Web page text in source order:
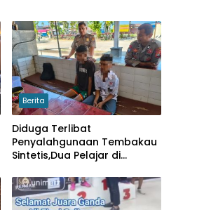
Berita
Diduga Terlibat
Penyalahgunaan Tembakau
Sintetis,Dua Pelajar di